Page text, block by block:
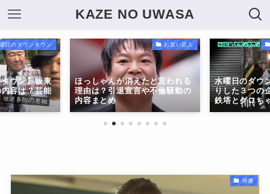
KAZE NO UWASA
日のダウンタウン
ウン】板東
容は？芸能
お笑い芸人
ほっしゃんが消えたと言われる
理由は？引退宣言や不倫騒動の
内容まとめ
水曜日のダウ
りした３つの
鉄塔とクロち
俳優